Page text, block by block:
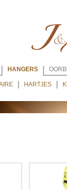
HANGERS
HARTJES